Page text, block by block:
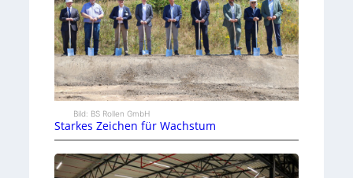
Bild: BS Rollen GmbH
Starkes Zeichen für Wachstum